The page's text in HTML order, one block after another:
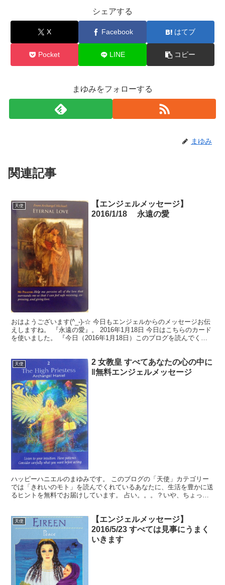
シェアする
X Facebook はてブ
Pocket LINE コピー
まゆみをフォローする
まゆみ
関連記事
天使
【エンジェルメッセージ】
2016/1/18 永遠の愛
おはようございます(^_-)-☆ 今日もエンジェルからのメッセージお伝
えしますね。 『永遠の愛』。 2016年1月18日 今日はこちらのカード
を使いました。 『今日（2016年1月18日）このブログを読んでくだ
天使
2 女教皇 すべてあなたの心の中に
‖無料エンジェルメッセージ
ハッピーハニエルのまゆみです。 このブログの「天使」カテゴリー
では「きれいのモト」を読んでくれているあなたに、生活を豊かに送
るヒントを無料でお届けしています。 占い。。。？いや、ちょっと
天使
【エンジェルメッセージ】
2016/5/23 すべては見事にうまく
いきます